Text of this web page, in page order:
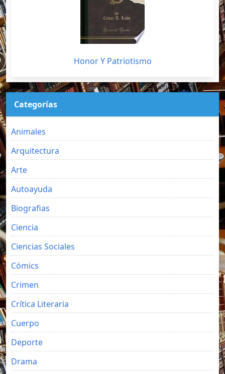
Honor Y Patriotismo
Categorías
Animales
Arquitectura
Arte
Autoayuda
Biografias
Ciencia
Ciencias Sociales
Cómics
Crimen
Crítica Literaria
Cuerpo
Deporte
Drama